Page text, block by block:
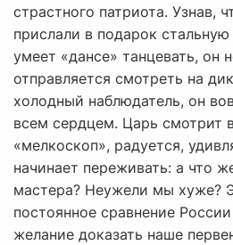
страстного патриота. Узнав,
прислали в подарок стальную
умеет «дансе» танцевать, он
отправляется смотреть на
холодный наблюдатель, он
всем сердцем. Царь смотрит
«мелкоскоп», радуется,
начинает переживать: а что
мастера? Неужели мы хуже?
постоянное сравнение
желание доказать наше